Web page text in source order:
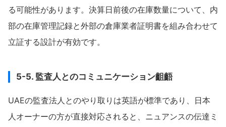
る可能性があります。決算日前後の在庫数量について、内
部の在庫管理記録と外部の倉庫業者証明書を組み合わせて
立証する設計が有効です。
5-5. 監査人とのコミュニケーション齟齬
UAEの監査法人とのやり取りは英語が標準であり、日本
人オーナーの方が直接対応されると、ニュアンスの伝達ミ